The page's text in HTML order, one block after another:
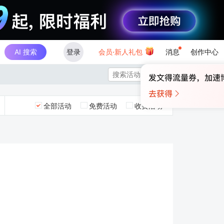
AI 搜索 登录 会员·新人礼包 消息 创作中心

全部活动 免费活动 收费活动